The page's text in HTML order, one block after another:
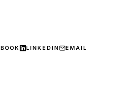
LINKEDIN EMAIL